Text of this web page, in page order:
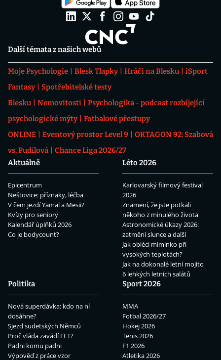
Další témata z našich webů
Moje Psychologie Blesk Tlapky Hráči na Blesku
iSport
Fantasy
Spotřebitelské testy
Blesku
Nemovitosti
Psychologika - podcast rozbíjející
psychologické mýty
Fotbalové přestupy
ONLINE
Eventový prostor Level 9
OKTAGON 92: Szabová
vs. Pudilová
Chance Liga 2026/27
Aktuálně
Epicentrum
Neštovice: příznaky, léčba
V čem jezdí Yamal a Mesii?
Kvízy pro seniory
Kalendář úplňků 2026
Co je bodycount?
Léto 2026
Karlovarský filmový festival
2026
Znamení, že jste potkali
někoho z minulého života
Astronomické úkazy 2026:
zatmění slunce a další
Jak obléci miminko při
vysokých teplotách?
Jak na dokonalé letní mojito
6 lehkých letních salátů
Politika
Nová superdávka: kdo na ní
dosáhne?
Sjezd sudetských Němců
Proč vláda zavádí EET?
Padni komu padni
Výpověď z práce vzor
Sport 2026
MMA
Fotbal 2026/27
Hokej 2026
Tenis 2026
F1 2026
Atletika 2026